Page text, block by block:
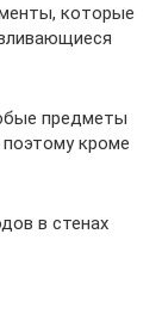
которые
предметы
кроме
в стенах